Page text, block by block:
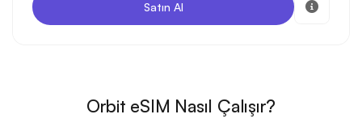
Satın Al
Orbit eSIM Nasıl Çalışır?